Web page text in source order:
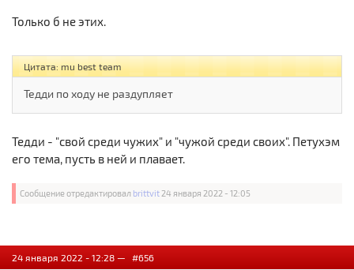
Только б не этих.
Цитата: mu best team
Тедди по ходу не раздупляет
Тедди - "свой среди чужих" и "чужой среди своих". Петухэм
его тема, пусть в ней и плавает.
Сообщение отредактировал brittvit 24 января 2022 - 12:05
24 января 2022 - 12:28 — #656